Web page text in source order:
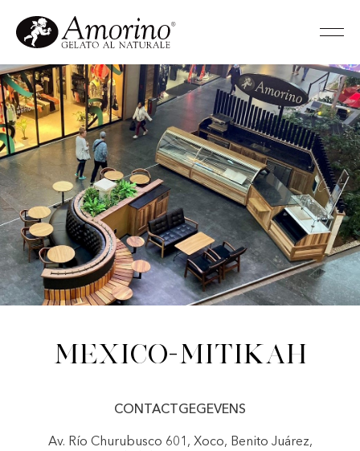
Mexico-Mitikah
CONTACTGEGEVENS
Av. Río Churubusco 601, Xoco, Benito Juárez,